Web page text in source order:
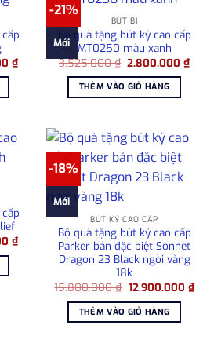
₫.
₫Giá
hiện
2.800.000 ₫.
-21%
Mới
BÚT BI
Bộ quà tặng bút ký cao cấp
MT0250 màu xanh
3.525.000₫ Giá
là:
3.525.000 ₫.
2.800.000₫Giá
hiện
THÊM VÀO GIỎ HÀNG
₫.
₫Giá
hiện
2.800.000 ₫.
-18%
Mới
BÚT KÝ CAO CẤP
Bộ quà tặng bút ký cao cấp
Parker bản đặc biệt Sonnet
Dragon 23 Black ngòi vàng
18k
15.800.000₫ Giá
là:
15.800.000 ₫.
12.900.000 ₫Giá
hiện
THÊM VÀO GIỎ HÀNG